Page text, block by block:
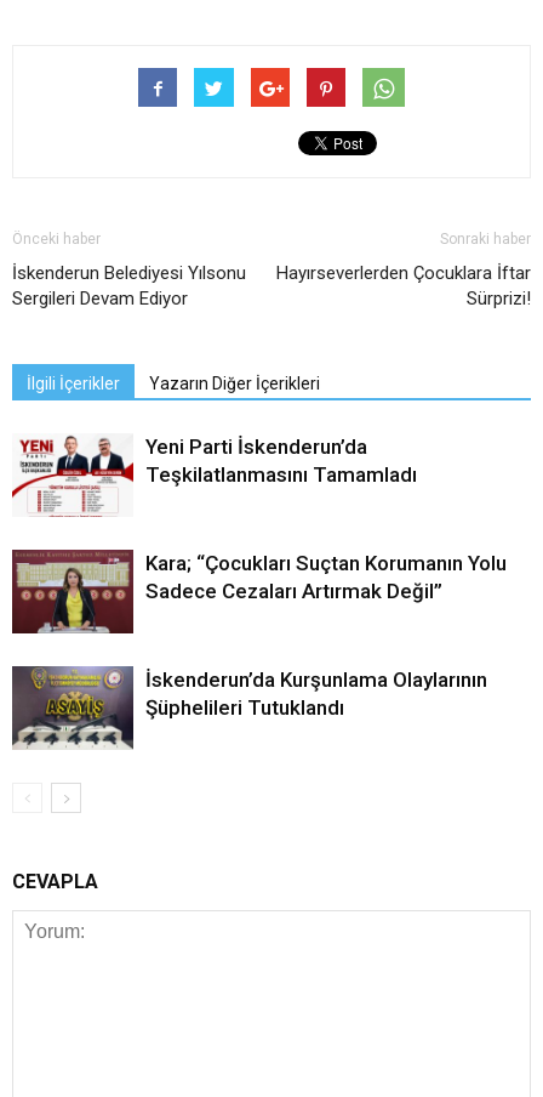
Önceki haber
İskenderun Belediyesi Yılsonu
Sergileri Devam Ediyor
Sonraki haber
Hayırseverlerden Çocuklara İftar
Sürprizi!
İlgili İçerikler Yazarın Diğer İçerikleri
Yeni Parti İskenderun’da
Teşkilatlanmasını Tamamladı
Kara; “Çocukları Suçtan Korumanın Yolu
Sadece Cezaları Artırmak Değil”
İskenderun’da Kurşunlama Olaylarının
Şüphelileri Tutuklandı
CEVAPLA